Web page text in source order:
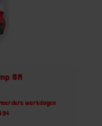
8M
werkdagen